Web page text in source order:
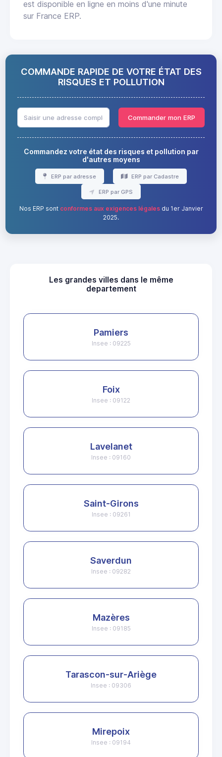
est disponible en ligne en moins d'une minute
sur France ERP.
COMMANDE RAPIDE DE VOTRE ÉTAT DES
RISQUES ET POLLUTION
Commander mon ERP
Commandez votre état des risques et pollution par
d'autres moyens
ERP par adresse ERP par Cadastre
ERP par GPS
Nos ERP sont conformes aux exigences légalesdu 1er Janvier
2025.
Les grandes villes dans le même
departement
Pamiers
Insee : 09225
Foix
Insee : 09122
Lavelanet
Insee : 09160
Saint-Girons
Insee : 09261
Saverdun
Insee : 09282
Mazères
Insee : 09185
Tarascon-sur-Ariège
Insee : 09306
Mirepoix
Insee : 09194